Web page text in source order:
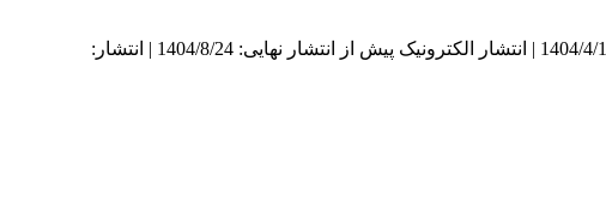
دریافت: 1404/2/8 | ویرایش نهایی: 1404/10/14 | پذیرش: 1404/4/19 | انتشار الکترونیک پیش از انتشار نهایی: 1404/8/24 | انتشار: